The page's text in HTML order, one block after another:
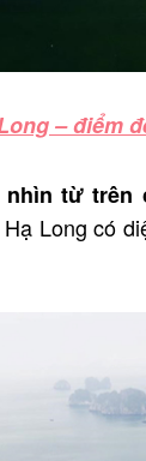
– điểm
nhìn từ trên
Long có